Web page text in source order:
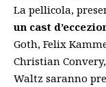
La pellicola,
un cast
Goth, Felix
Christian
Waltz saranno